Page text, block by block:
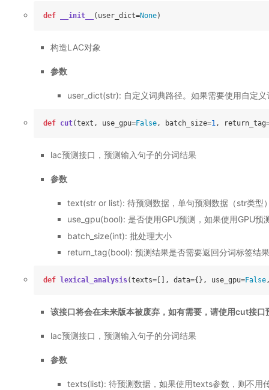
def __init__ ( user_dict=None)
构造LAC对象
参数
user_dict(str): 自定义词典路径。如果需要使用自定
def cut(text, use_gpu=False, batch_size=1,
lac预测接口，预测输入句子的分词结果
参数
text(str or list): 待预测数据，单句预测数据（str类型
use_gpu(bool): 是否使用GPU预测，如果使用GPU预
batch_size(int): 批处理大小
return_tag(bool): 预测结果是否需要返回分词标签结果
def lexical_analysis(texts=[], data={}, use_gpu=False
该接口将会在未来版本被废弃，如有需要，请使用cut接口
lac预测接口，预测输入句子的分词结果
参数
texts(list): 待预测数据，如果使用texts参数，则不用